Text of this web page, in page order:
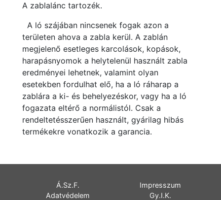
A zablalánc tartozék.
A ló szájában nincsenek fogak azon a
területen ahova a zabla kerül. A zablán
megjelenő esetleges karcolások, kopások,
harapásnyomok a helytelenül használt zabla
eredményei lehetnek, valamint olyan
esetekben fordulhat elő, ha a ló ráharap a
zablára a ki- és behelyezéskor, vagy ha a ló
fogazata eltérő a normálistól. Csak a
rendeltetésszerűen használt, gyárilag hibás
termékekre vonatkozik a garancia.
Á.Sz.F.
Impresszum
Adatvédelem
Gy.I.K.